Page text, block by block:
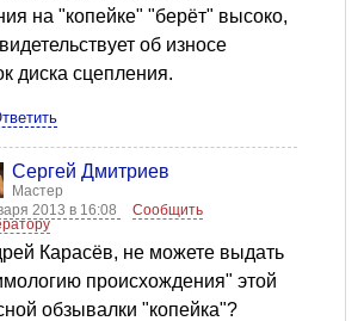
на "копейке" "берёт" высоко,
об износе
диска сцепления.
Сергей Дмитриев
Мастер
2013 в 16:08
Сообщить
Карасёв, не можете выдать
происхождения" этой
обзывалки "копейка"?